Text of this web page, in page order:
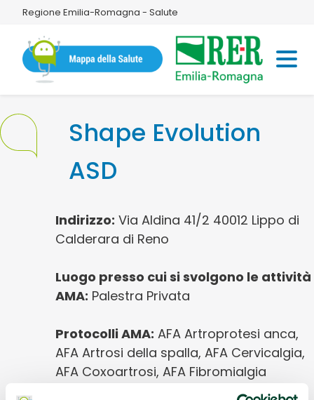
Regione Emilia-Romagna - Salute
Shape Evolution
ASD
Indirizzo: Via Aldina 41/2 40012 Lippo di
Calderara di Reno
Luogo presso cui si svolgono le attività
AMA: Palestra Privata
Protocolli AMA: AFA Artroprotesi anca,
AFA Artrosi della spalla, AFA Cervicalgia,
AFA Coxoartrosi, AFA Fibromialgia
primaria, AFA Gonartrosi, AFA Lombalgia